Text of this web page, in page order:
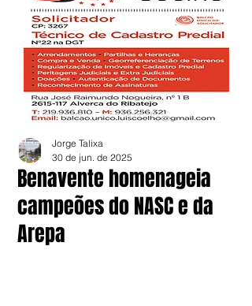
Benavente homenageia
campeões do NASC e da
Arepa
Jorge Talixa
30 de jun. de 2025